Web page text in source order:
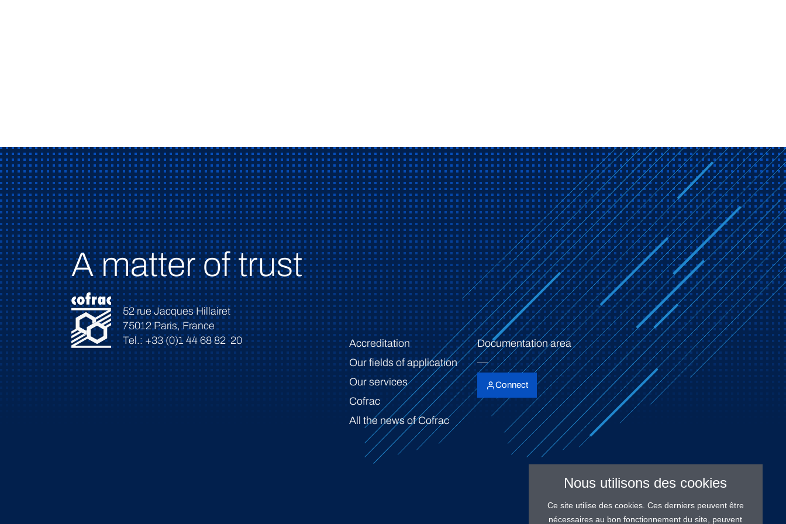
A matter of trust
52 rue Jacques Hillairet
75012 Paris, France
Tel.: +33 (0)1 44 68 82 20
Accreditation
Our fields of application
Our services
Cofrac
All the news of Cofrac
Documentation area
Connect
Nous utilisons des cookies
Ce site utilise des cookies. Ces derniers peuvent être
nécessaires au bon fonctionnement du site, peuvent